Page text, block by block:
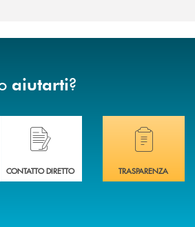
aiutarti?
delle filiali della BCC di Spello e del Velino
Hai bisogno di assistenza immediata?
CONTATTO DIRETTO
Hai bisogno di
TRASPARENZA